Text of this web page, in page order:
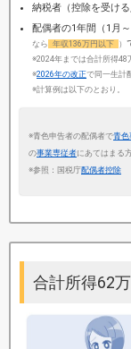
納税者（控除を受ける
配偶者の1年間（1月
なら 年収136万円以下 ）
※2024年までは合計所得48
※2026年の改正で同一生計
※計算例は以下のとおり。
※青色申告者の配偶者で青色
の事業専従者にあてはまる
※参照：国税庁配偶者控除
合計所得62